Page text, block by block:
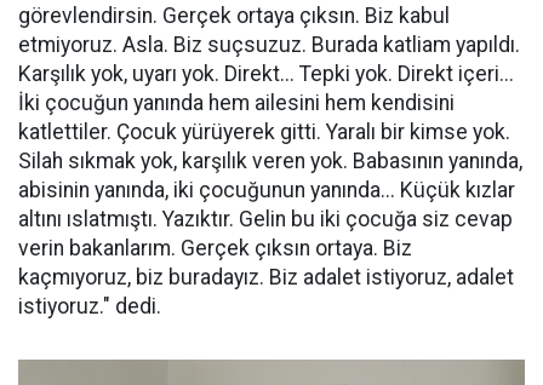
görevlendirsin. Gerçek ortaya çıksın. Biz kabul
etmiyoruz. Asla. Biz suçsuzuz. Burada katliam yapıldı.
Karşılık yok, uyarı yok. Direkt... Tepki yok. Direkt içeri...
İki çocuğun yanında hem ailesini hem kendisini
katlettiler. Çocuk yürüyerek gitti. Yaralı bir kimse yok.
Silah sıkmak yok, karşılık veren yok. Babasının yanında,
abisinin yanında, iki çocuğunun yanında... Küçük kızlar
altını ıslatmıştı. Yazıktır. Gelin bu iki çocuğa siz cevap
verin bakanlarım. Gerçek çıksın ortaya. Biz
kaçmıyoruz, biz buradayız. Biz adalet istiyoruz, adalet
istiyoruz." dedi.